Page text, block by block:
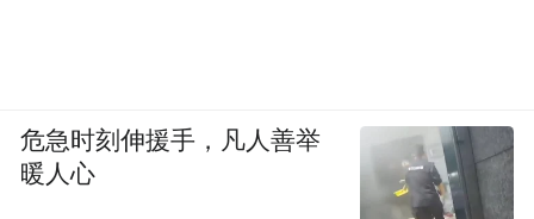
危急时刻伸援手，凡人善举
暖人心